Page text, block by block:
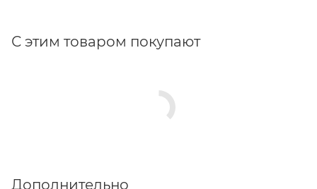
С этим товаром покупают
Дополнительно